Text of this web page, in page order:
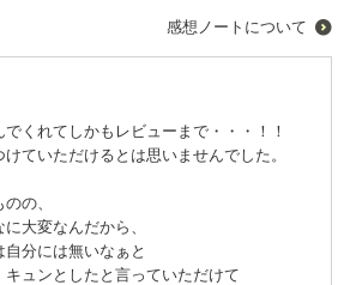
感想ノートについて
くれてしかもレビューまで・・・！！
ていただけるとは思いませんでした。
の、
大変なんだから、
分には無いなぁと
ュンとしたと言っていただけて